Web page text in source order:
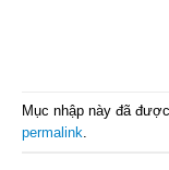
Mục nhập này đã
permalink